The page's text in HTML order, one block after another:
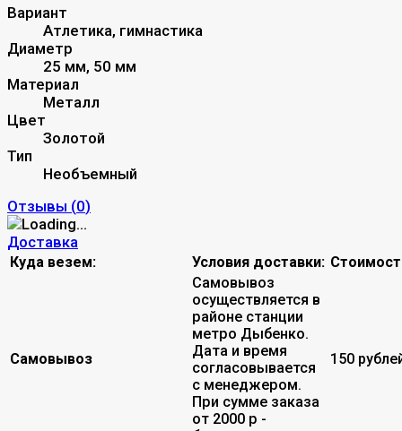
Вариант
Атлетика, гимнастика
Диаметр
25 мм, 50 мм
Материал
Металл
Цвет
Золотой
Тип
Необъемный
Отзывы (0)
Доставка
Куда везем: Условия доставки:
Самовывоз
Самовывоз
осуществляется в
районе станции
метро Дыбенко.
Дата и время
согласовывается
с менеджером.
При сумме заказа
от 2000 р -
150